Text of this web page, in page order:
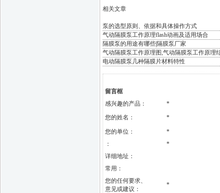
相关文章
泵的选型原则、依据和具体操作方式
气动隔膜泵工作原理flash动画及适用场合
隔膜泵的用途有哪些|隔膜泵厂家
气动隔膜泵工作原理图,气动隔膜泵工作原理
电动隔膜泵几种隔膜片材料特性
留言框
感兴趣的产品：
*
您的姓名：
*
您的单位：
*
：
*
详细地址：
常用：
您的任何要求、
意见或建议：
*